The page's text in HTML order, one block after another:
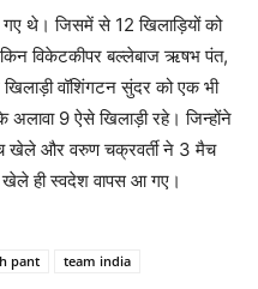
गए थे। जिसमें से 12 खिलाड़ियों को
विकेटकीपर बल्लेबाज ऋषभ पंत,
वॉशिंगटन सुंदर को एक भी
9 ऐसे खिलाड़ी रहे। जिन्होंने
खेले और वरुण चक्रवर्ती ने 3 मैच
ही स्वदेश वापस आ गए।
pant
team india